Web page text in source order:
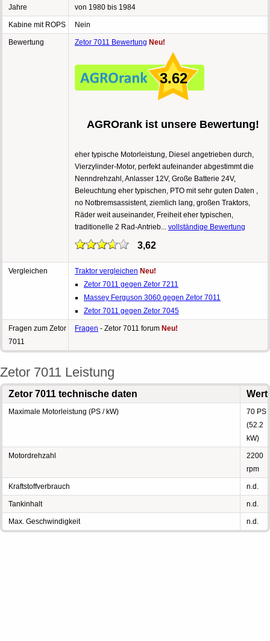
Jahre von 1980 bis 1984
Kabine mit ROPS Nein
Bewertung Zetor 7011 Bewertung Neu!
3.62
AGROrank ist unsere Bewertung!
eher typische Motorleistung, Diesel angetrieben durch,
Vierzylinder-Motor, perfekt aufeinander abgestimmt die
Nenndrehzahl, Anlasser 12V, Große Batterie 24V,
Beleuchtung eher typischen, PTO mit sehr guten Daten ,
no Notbremsassistent, ziemlich lang, großen Traktors,
Räder weit auseinander, Freiheit eher typischen,
traditionelle 2 Rad-Antrieb... vollständige Bewertung
3,62
Vergleichen Traktor vergleichen Neu!
Zetor 7011 gegen Zetor 7211
Massey Ferguson 3060 gegen Zetor 7011
Zetor 7011 gegen Zetor 7045
Fragen zum Zetor
7011
Fragen - Zetor 7011 forum Neu!
Zetor 7011 Leistung
Zetor 7011 technische daten Wert
Maximale Motorleistung (PS / kW)
70 PS
(52.2
kW)
Motordrehzahl
2200
rpm
Kraftstoffverbrauch n.d.
Tankinhalt n.d.
Max. Geschwindigkeit n.d.